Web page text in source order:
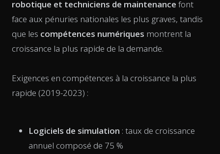
robotique et techniciens de maintenance font
face aux pénuries nationales les plus graves, tandis
que les compétences numériques montrent la
croissance la plus rapide de la demande.
Exigences en compétences à la croissance la plus
rapide (2019-2023) :
Logiciels de simulation : taux de croissance
annuel composé de 75 %